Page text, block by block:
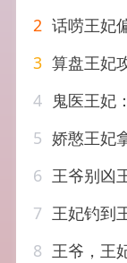
2 话唠王妃
3 算盘王妃
4 鬼医王妃：病
5 娇憨王妃
6 王爷别凶
7 王妃钓到
8 王爷，王妃又来